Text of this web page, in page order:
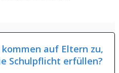
auf Eltern zu,
Schulpflicht erfüllen?